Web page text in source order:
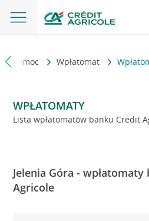
i pomoc Wpłatomat
WPŁATOMATY
Lista wpłatomatów banku Credit
Jelenia Góra -
Agricole